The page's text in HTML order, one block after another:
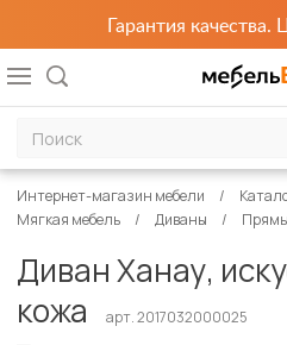
Гарантия
Интернет-магазин мебели
Мягкая мебель
Диваны
Диван Ханау,
кожа
арт. 2017032000025